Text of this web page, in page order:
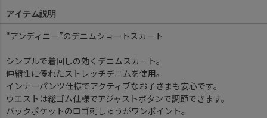
アイテム説明
“アンディニー”のデニムショートスカート
シンプルで着回しの効くデニムスカート。
伸縮性に優れたストレッチデニムを使用。
インナーパンツ仕様でアクティブなお子さまも安心です。
ウエストは総ゴム仕様でアジャストボタンで調節できます。
バックポケットのロゴ刺しゅうがワンポイント。